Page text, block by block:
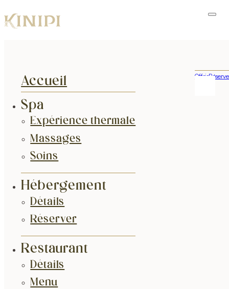
Accueil
Spa
Expérience thermale
Massages
Soins
Hébergement
Détails
Réserver
Restaurant
Détails
Menu
Offrir